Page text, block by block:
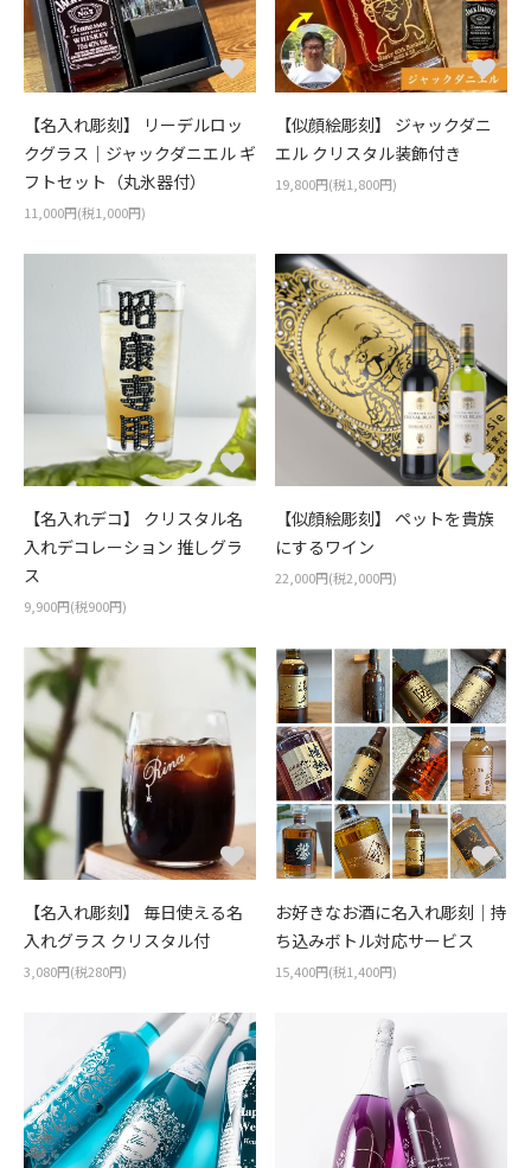
【名入れ彫刻】 リーデルロッ
クグラス｜ジャックダニエル ギ
フトセット（丸氷器付）
11,000円(税1,000円)
【似顔絵彫刻】 ジャックダニ
エル クリスタル装飾付き
19,800円(税1,800円)
【名入れデコ】 クリスタル名
入れデコレーション 推しグラ
ス
9,900円(税900円)
【似顔絵彫刻】 ペットを貴族
にするワイン
22,000円(税2,000円)
【名入れ彫刻】 毎日使える名
入れグラス クリスタル付
3,080円(税280円)
お好きなお酒に名入れ彫刻｜持
ち込みボトル対応サービス
15,400円(税1,400円)